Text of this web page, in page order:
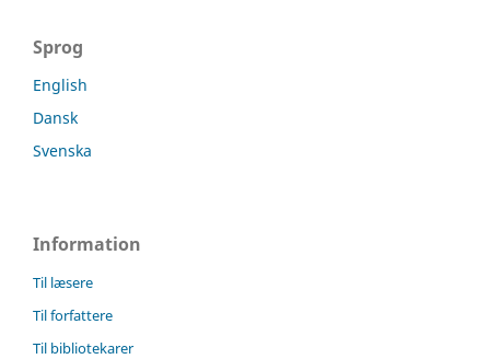
Sprog
English
Dansk
Svenska
Information
Til læsere
Til forfattere
Til bibliotekarer